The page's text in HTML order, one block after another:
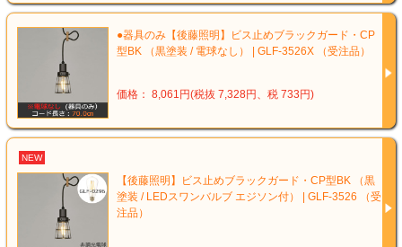
●器具のみ【後藤照明】ビス止めブラックガード・CP
型BK （黒塗装 / 電球なし） | GLF-3526X （受注品）
価格： 8,061円(税抜 7,328円、税 733円)
NEW
【後藤照明】ビス止めブラックガード・CP型BK （黒
塗装 / LEDスワンバルブ エジソン付） | GLF-3526 （受
注品）